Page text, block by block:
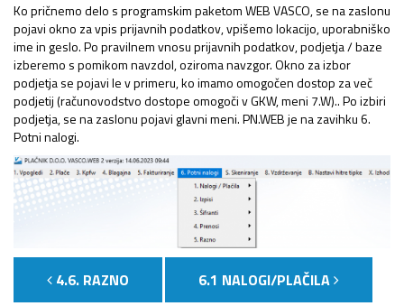
Ko pričnemo delo s programskim paketom WEB VASCO, se na zaslonu
pojavi okno za vpis prijavnih podatkov, vpišemo lokacijo, uporabniško
ime in geslo. Po pravilnem vnosu prijavnih podatkov, podjetja / baze
izberemo s pomikom navzdol, oziroma navzgor. Okno za izbor
podjetja se pojavi le v primeru, ko imamo omogočen dostop za več
podjetij (računovodstvo dostope omogoči v GKW, meni 7.W).. Po izbiri
podjetja, se na zaslonu pojavi glavni meni. PN.WEB je na zavihku 6.
Potni nalogi.
4.6. RAZNO 6.1 NALOGI/PLAČILA